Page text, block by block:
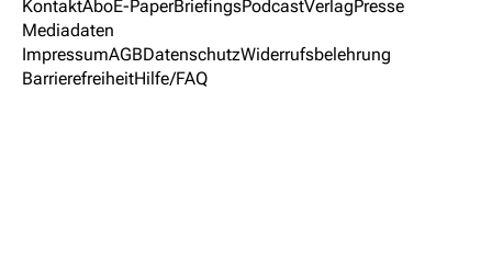
KontaktAboE-PaperBriefingsPodcastVerlagPresse
Mediadaten
ImpressumAGBDatenschutzWiderrufsbelehrung
BarrierefreiheitHilfe/FAQ